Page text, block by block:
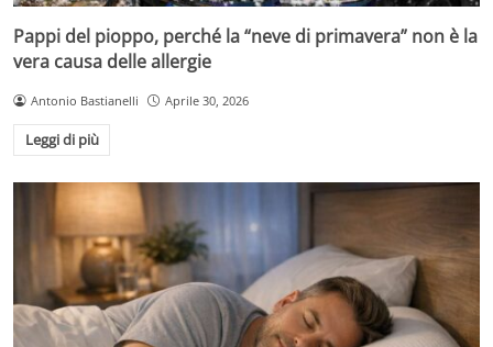
Pappi del pioppo, perché la “neve di primavera” non è la
vera causa delle allergie
Antonio Bastianelli Aprile 30, 2026
Leggi di più